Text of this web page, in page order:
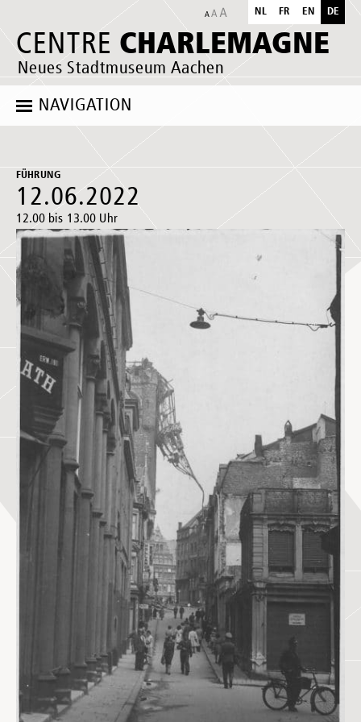
CENTRE CHARLEMAGNE
Neues Stadtmuseum Aachen
NL FR EN DE
NAVIGATION
FÜHRUNG
12.06.2022
12.00 bis 13.00 Uhr